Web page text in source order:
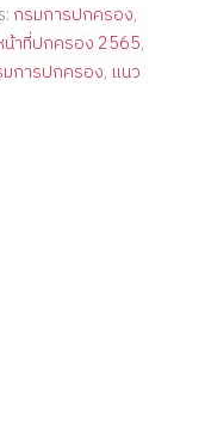
กรมการปกครอง,
น้าที่ปกครอง 2565,
การปกครอง, แนว